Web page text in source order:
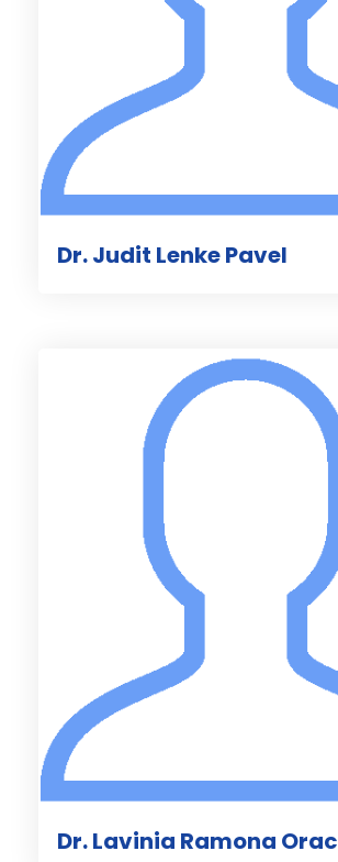
Dr. Judit Lenke Pavel
Dr. Lavinia Ramona Orac